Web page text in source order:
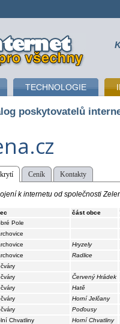
k internetu
TECHNOLOGIE
poskytovatelů
Ceník Kontakty
k internetu od společnosti
část obce
Pole
Hryzely
Radlice
Červený Hrádek
Hatě
Horní Jelčany
Poďousy
Chvatliny Horní Chvatliny